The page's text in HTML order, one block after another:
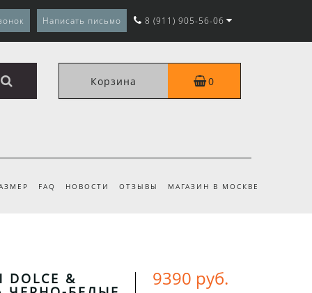
Написать письмо 8 (911) 905-56-06
Корзина 0
FAQ НОВОСТИ ОТЗЫВЫ МАГАЗИН В МОСКВЕ
& 9390 руб.